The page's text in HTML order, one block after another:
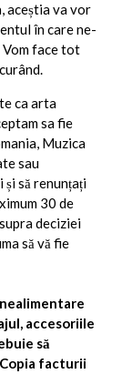
aceștia va vor
în care ne-
Vom face tot
ca arta
sa fie
Muzica
sau
să renunțați
30 de
deciziei
să vă fie
accesoriile
să
facturii